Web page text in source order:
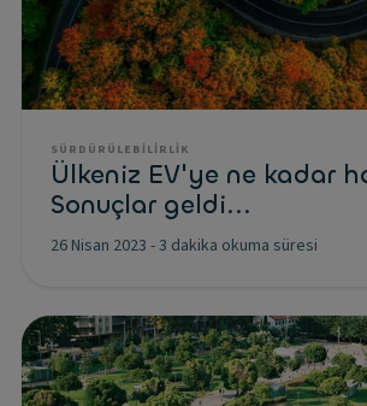
SÜRDÜRÜLEBILIRLIK
Ülkeniz EV'ye ne kadar
Sonuçlar geldi...
26 Nisan 2023 -3 dakika okuma süresi